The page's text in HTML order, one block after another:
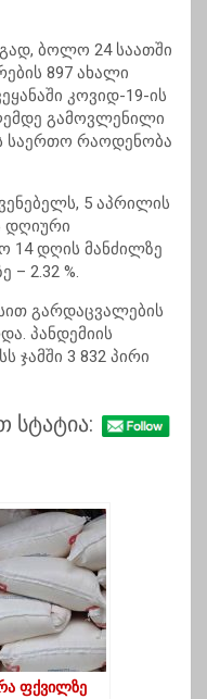
ბოლო 24 საათში
897 ახალი
კოვიდ-19-ის
გამოვლენილი
საერთო რაოდენობა
5 აპრილის
დღიური
14 დღის მანძილზე
– 2.32 %.
გარდაცვალების
პანდემიის
ჯამში 3 832 პირი
სტატია:
ფქვილზე